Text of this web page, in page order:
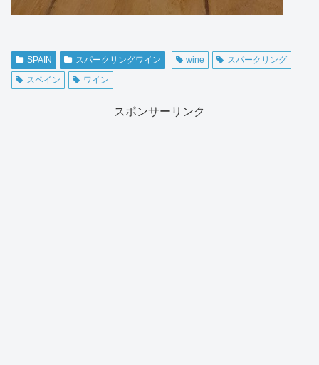
SPAIN スパークリングワイン wine
スパークリング
スペイン
ワイン
スポンサーリンク